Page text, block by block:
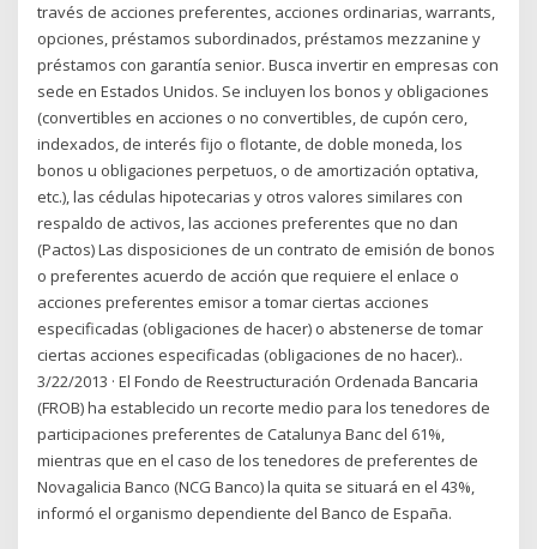
través de acciones preferentes, acciones ordinarias, warrants,
opciones, préstamos subordinados, préstamos mezzanine y
préstamos con garantía senior. Busca invertir en empresas con
sede en Estados Unidos. Se incluyen los bonos y obligaciones
(convertibles en acciones o no convertibles, de cupón cero,
indexados, de interés fijo o flotante, de doble moneda, los
bonos u obligaciones perpetuos, o de amortización optativa,
etc.), las cédulas hipotecarias y otros valores similares con
respaldo de activos, las acciones preferentes que no dan
(Pactos) Las disposiciones de un contrato de emisión de bonos
o preferentes acuerdo de acción que requiere el enlace o
acciones preferentes emisor a tomar ciertas acciones
especificadas (obligaciones de hacer) o abstenerse de tomar
ciertas acciones especificadas (obligaciones de no hacer)..
3/22/2013 · El Fondo de Reestructuración Ordenada Bancaria
(FROB) ha establecido un recorte medio para los tenedores de
participaciones preferentes de Catalunya Banc del 61%,
mientras que en el caso de los tenedores de preferentes de
Novagalicia Banco (NCG Banco) la quita se situará en el 43%,
informó el organismo dependiente del Banco de España.